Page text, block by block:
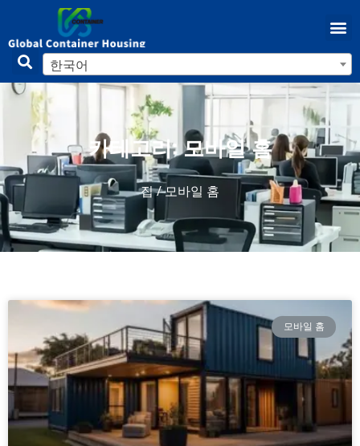
한국어
카테고리: 모바일 홈
집/ 모바일 홈
모바일 홈